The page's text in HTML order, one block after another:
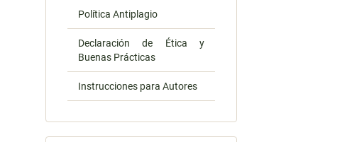
Política Antiplagio
Declaración de Ética y
Buenas Prácticas
Instrucciones para Autores